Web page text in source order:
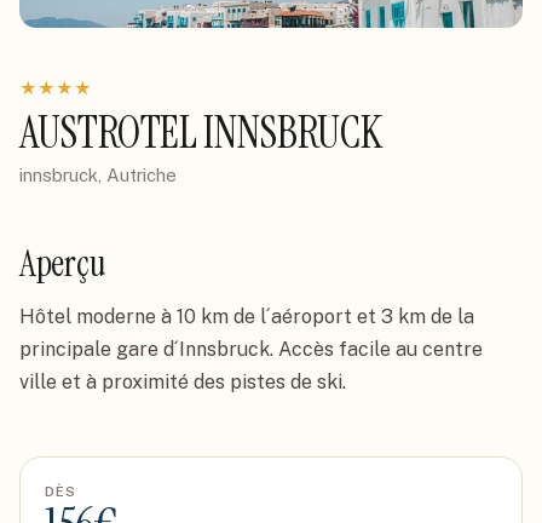
★★★★
AUSTROTEL INNSBRUCK
innsbruck, Autriche
Aperçu
Hôtel moderne à 10 km de l´aéroport et 3 km de la
principale gare d´Innsbruck. Accès facile au centre
ville et à proximité des pistes de ski.
DÈS